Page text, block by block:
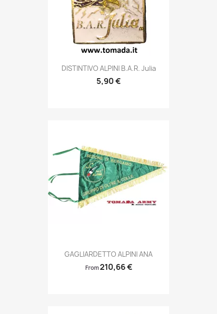
Anteprima
DISTINTIVO ALPINI B.A.R. Julia
5,90 €
Anteprima
GAGLIARDETTO ALPINI ANA
From210,66 €